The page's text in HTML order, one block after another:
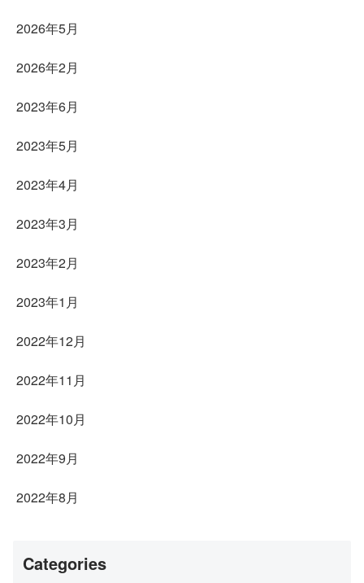
2026年5月
2026年2月
2023年6月
2023年5月
2023年4月
2023年3月
2023年2月
2023年1月
2022年12月
2022年11月
2022年10月
2022年9月
2022年8月
Categories